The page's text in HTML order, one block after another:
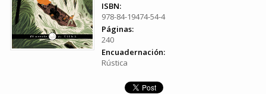
ISBN:
978-84-19474-54-4
Páginas:
240
Encuadernación:
Rústica